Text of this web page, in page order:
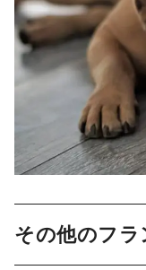
その他のフラ